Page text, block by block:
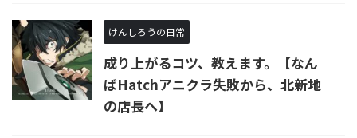
けんしろうの日常
成り上がるコツ、教えます。【なん
ばHatchアニクラ失敗から、北新地
の店長へ】